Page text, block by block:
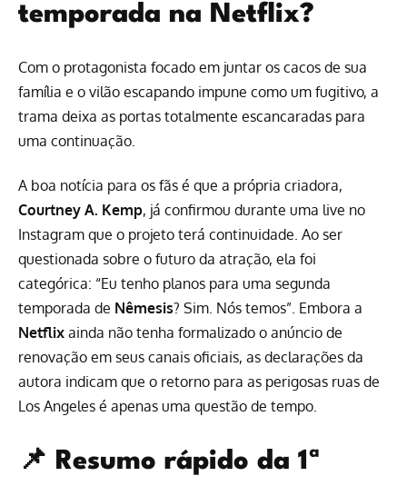
temporada na Netflix?
Com o protagonista focado em juntar os cacos de sua
família e o vilão escapando impune como um fugitivo, a
trama deixa as portas totalmente escancaradas para
uma continuação.
A boa notícia para os fãs é que a própria criadora,
Courtney A. Kemp, já confirmou durante uma live no
Instagram que o projeto terá continuidade. Ao ser
questionada sobre o futuro da atração, ela foi
categórica: “Eu tenho planos para uma segunda
temporada de Nêmesis? Sim. Nós temos”. Embora a
Netflix ainda não tenha formalizado o anúncio de
renovação em seus canais oficiais, as declarações da
autora indicam que o retorno para as perigosas ruas de
Los Angeles é apenas uma questão de tempo.
📌 Resumo rápido da 1ª